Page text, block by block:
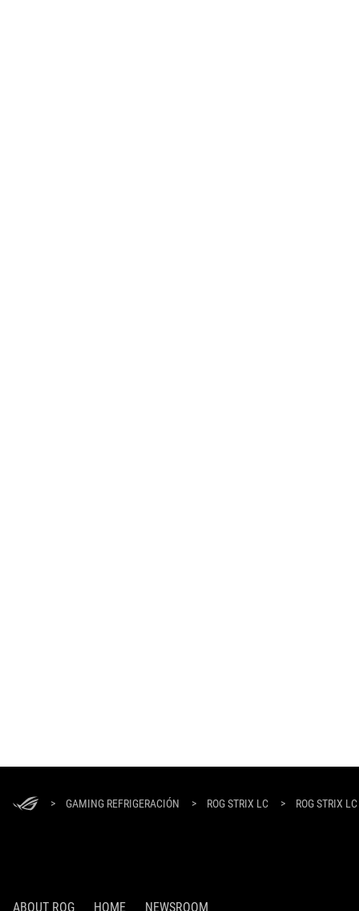
> GAMING REFRIGERACIÓN > ROG STRIX LC > ROG STRIX
ABOUT ROG HOME NEWSROOM